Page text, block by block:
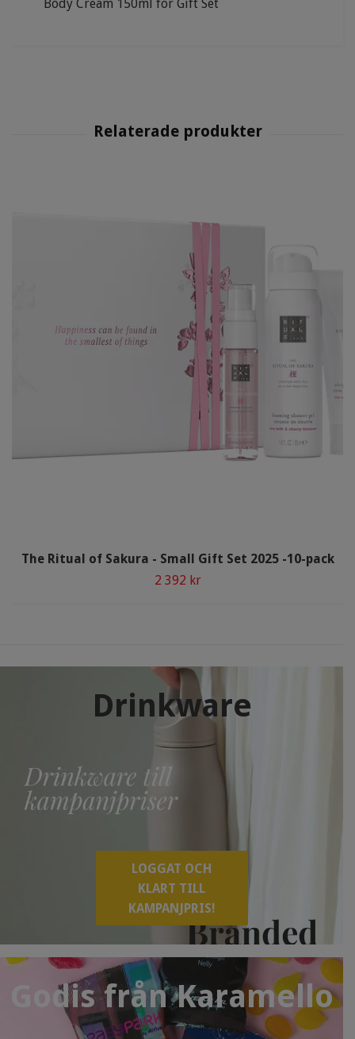
Drinkware
LOGGAT OCH
KLART TILL
KAMPANJPRIS!
Godis från Karamello
Body Cream 150ml for Gift Set
The Ritual of Sakura - Small Gift Set 2025 -10-pack
2 392 kr